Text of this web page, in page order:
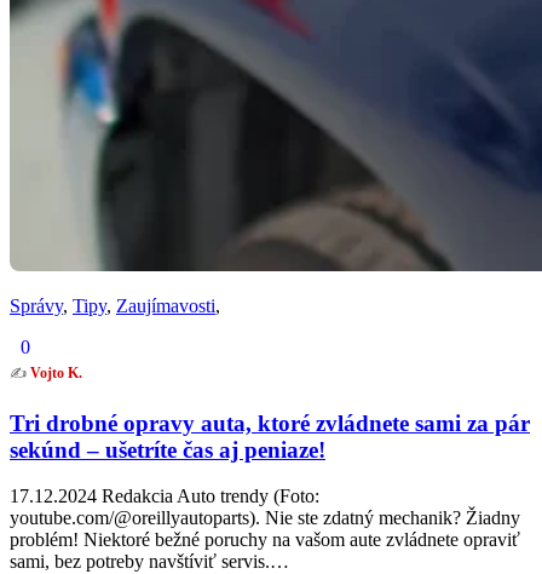
Správy, Tipy, Zaujímavosti,
0
✍️ Vojto K.
Tri drobné opravy auta, ktoré zvládnete sami za pár
sekúnd – ušetríte čas aj peniaze!
17.12.2024 Redakcia Auto trendy (Foto:
youtube.com/@oreillyautoparts). Nie ste zdatný mechanik? Žiadny
problém! Niektoré bežné poruchy na vašom aute zvládnete opraviť
sami, bez potreby navštíviť servis.…